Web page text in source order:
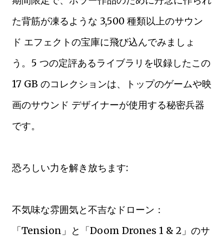
た背筋が凍るような 3,500 種類以上のサウン
ド エフェクトの宝庫に飛び込んでみましょ
う。5 つの定評あるライブラリを収録したこの
17 GB のコレクションは、トップのゲームや映
画のサウンド デザイナーが使用する秘密兵器
です。
恐ろしい力を解き放ちます:
不気味な雰囲気と不吉なドローン：
「Tension」と「Doom Drones 1 & 2」のサ